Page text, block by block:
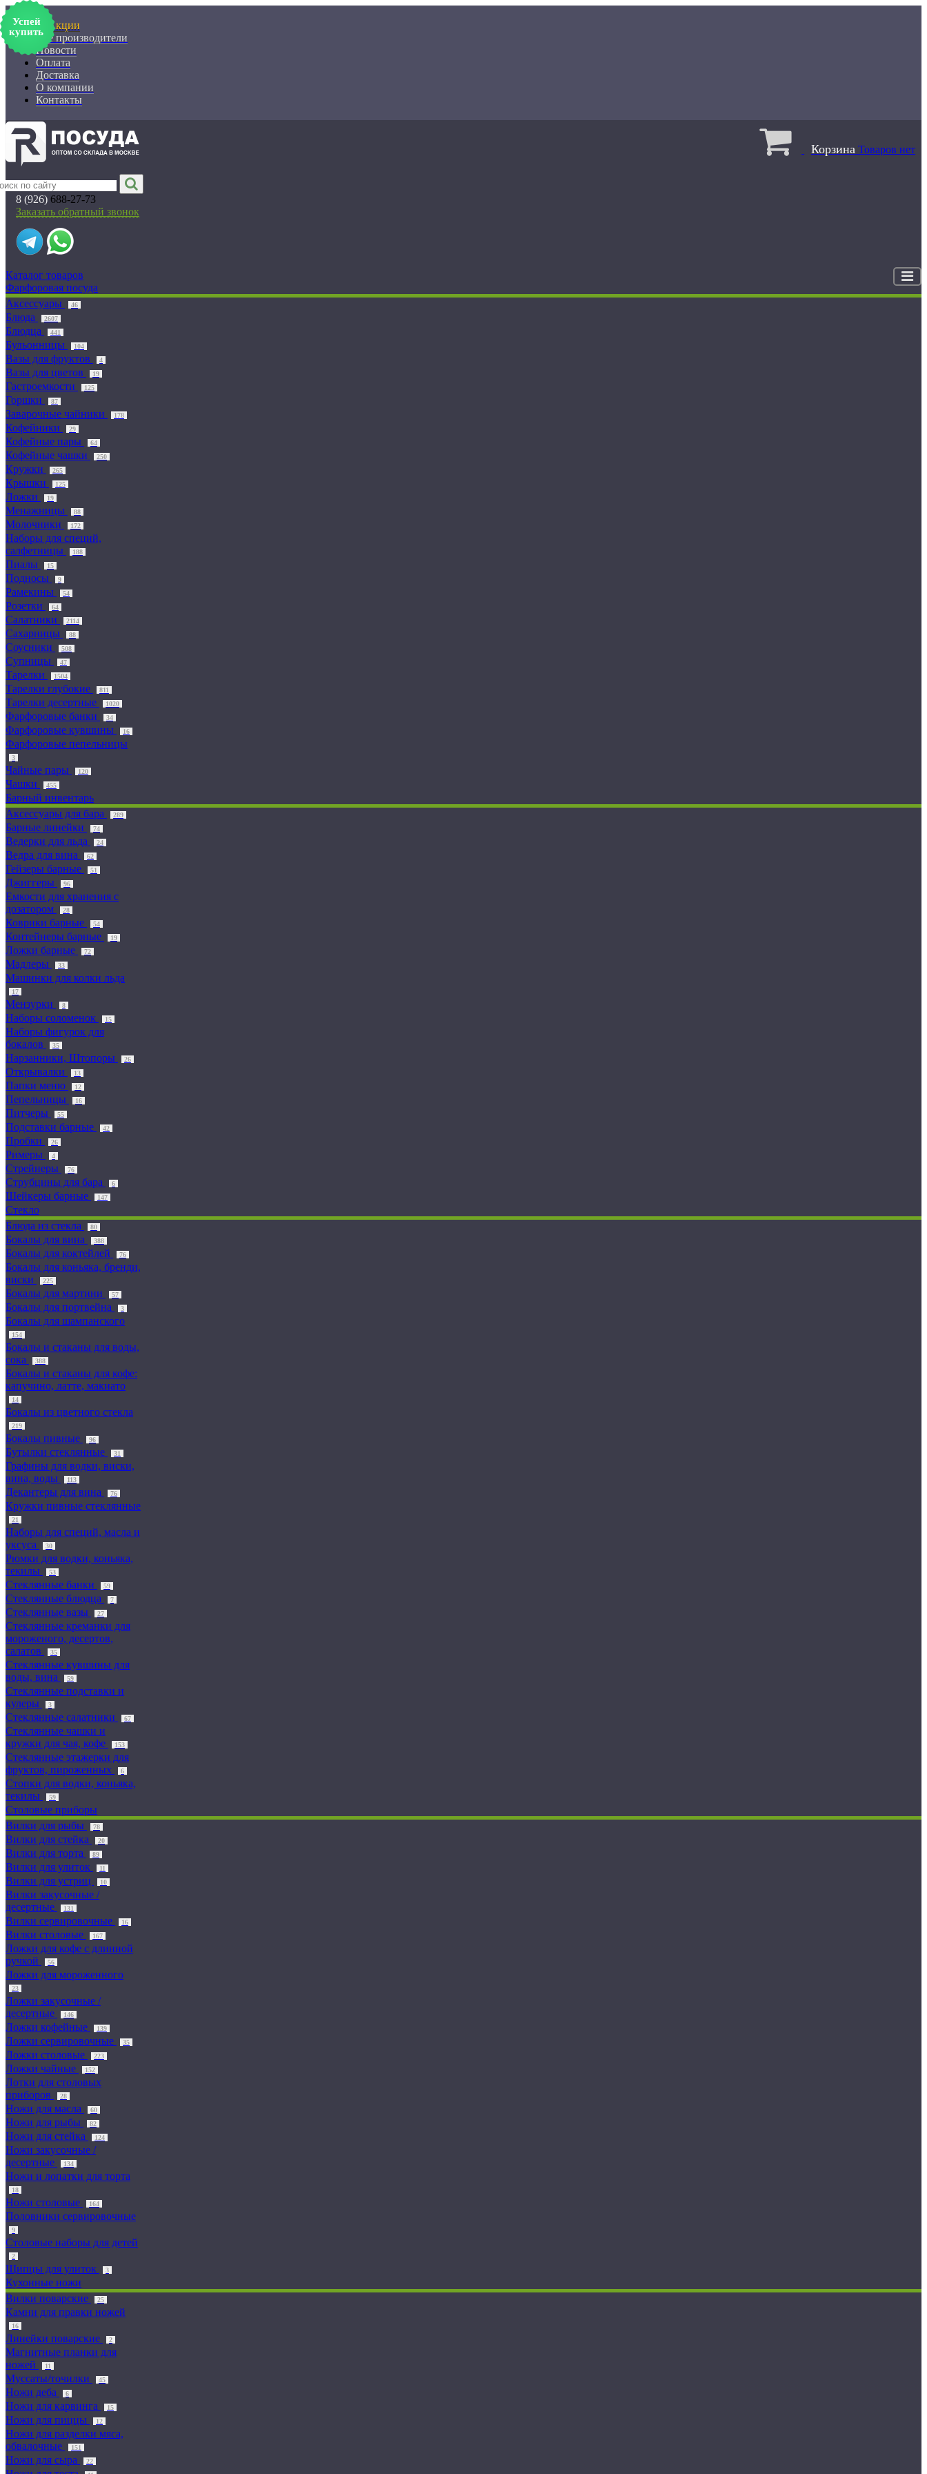
% Акции
Все производители
Новости
Оплата
Доставка
О компании
Контакты
Корзина Товаров нет
8 (926) 688-27-73
Заказать обратный звонок
Каталог товаров
Фарфоровая посуда
Аксессуары
46
Блюда 2607
Блюдца 441
Бульонницы 104
Вазы для фруктов 4
Вазы для цветов 19
Гастроемкости 125
Горшки 87
Заварочные чайники 178
Кофейники 29
Кофейные пары 64
Кофейные чашки 250
Кружки 265
Крышки 125
Ложки 19
Менажницы 88
Молочники 172
Наборы для специй,
салфетницы
188
Пиалы 15
Подносы 9
Рамекины 54
Розетки 64
Салатники 2114
Сахарницы 88
Соусники 508
Супницы 47
Тарелки 1504
Тарелки глубокие 811
Тарелки десертные 1020
Фарфоровые банки 34
Фарфоровые кувшины 16
Фарфоровые пепельницы
3
Чайные пары 120
Чашки 455
Барный инвентарь
Аксессуары для бара
289
Барные линейки 74
Ведерки для льда 24
Ведра для вина 62
Гейзеры барные 51
Джиггеры 96
Емкости для хранения с
дозатором
28
Коврики барные 54
Контейнеры барные 19
Ложки барные 72
Мадлеры 33
Машинки для колки льда
17
Мензурки 8
Наборы соломенок 15
Наборы фигурок для
бокалов
35
Нарзанники, Штопоры 26
Открывалки 13
Папки меню 12
Пепельницы 16
Питчеры 55
Подставки барные 42
Пробки 26
Римеры 4
Стрейнеры 76
Струбцины для бара 6
Шейкеры барные 147
Стекло
Блюда из стекла
80
Бокалы для вина 388
Бокалы для коктейлей 76
Бокалы для коньяка, бренди,
виски
225
Бокалы для мартини 57
Бокалы для портвейна 3
Бокалы для шампанского
154
Бокалы и стаканы для воды,
сока
388
Бокалы и стаканы для кофе:
капучино, латте, макиато
14
Бокалы из цветного стекла
219
Бокалы пивные 96
Бутылки стеклянные 31
Графины для водки, виски,
вина, воды
113
Декантеры для вина 76
Кружки пивные стеклянные
21
Наборы для специй, масла и
уксуса
30
Рюмки для водки, коньяка,
текилы
53
Стеклянные банки 59
Стеклянные блюдца 7
Стеклянные вазы 27
Стеклянные креманки для
мороженого, десертов,
салатов
35
Стеклянные кувшины для
воды, вина
59
Стеклянные подставки и
кулеры
3
Стеклянные салатники 67
Стеклянные чашки и
кружки для чая, кофе
153
Стеклянные этажерки для
фруктов, пироженных
6
Стопки для водки, коньяка,
текилы
59
Столовые приборы
Вилки для рыбы
78
Вилки для стейка 20
Вилки для торта 89
Вилки для улиток 11
Вилки для устриц 10
Вилки закусочные /
десертные
131
Вилки сервировочные 16
Вилки столовые 167
Ложки для кофе с длинной
ручкой
56
Ложки для мороженного
23
Ложки закусочные /
десертные
146
Ложки кофейные 139
Ложки сервировочные 35
Ложки столовые 223
Ложки чайные 152
Лотки для столовых
приборов
28
Ножи для масла 60
Ножи для рыбы 82
Ножи для стейка 124
Ножи закусочные /
десертные
134
Ножи и лопатки для торта
18
Ножи столовые 164
Половники сервировочные
9
Столовые наборы для детей
2
Щипцы для улиток 3
Кухонные ножи
Вилки поварские
25
Камни для правки ножей
16
Линейки поварские 2
Магнитные планки для
ножей
11
Муссаты/точилки 45
Ножи деба 6
Ножи для карвинга 15
Ножи для пиццы 12
Ножи для разделки мяса,
обвалочные
151
Ножи для сыра 22
Успей
купить